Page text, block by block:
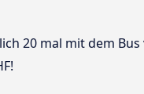
20 mal mit dem